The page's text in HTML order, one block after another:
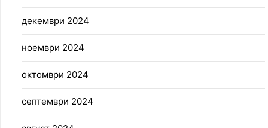
декември 2024
ноември 2024
октомври 2024
септември 2024